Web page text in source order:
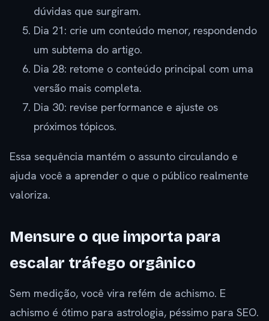
dúvidas que surgiram.
Dia 21: crie um conteúdo menor, respondendo
um subtema do artigo.
Dia 28: retome o conteúdo principal com uma
versão mais completa.
Dia 30: revise performance e ajuste os
próximos tópicos.
Essa sequência mantém o assunto circulando e
ajuda você a aprender o que o público realmente
valoriza.
Mensure o que importa para
escalar tráfego orgânico
Sem medição, você vira refém de achismo. E
achismo é ótimo para astrologia, péssimo para SEO.